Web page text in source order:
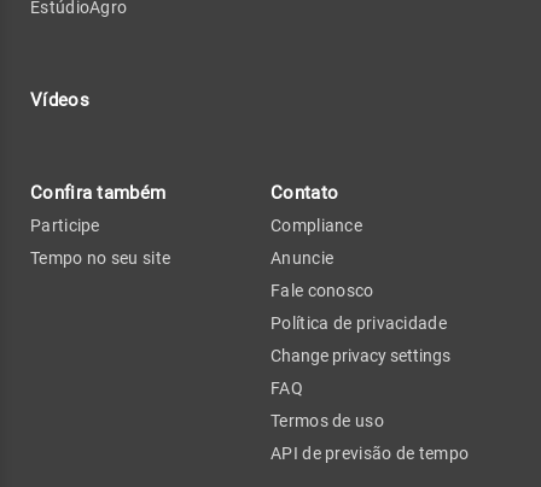
EstúdioAgro
Vídeos
Confira também
Participe
Tempo no seu site
Contato
Compliance
Anuncie
Fale conosco
Política de privacidade
Change privacy settings
FAQ
Termos de uso
API de previsão de tempo